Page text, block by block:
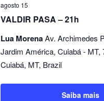
agosto 15
VALDIR PASA – 21h
Lua MorenaAv. Archimedes
Jardim América, Cuiabá - MT,
Cuiabá, MT, Brazil
Saiba mais